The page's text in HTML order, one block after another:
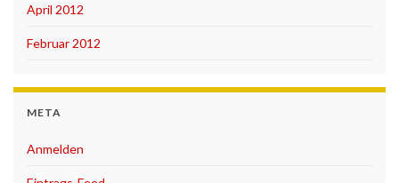
April 2012
Februar 2012
META
Anmelden